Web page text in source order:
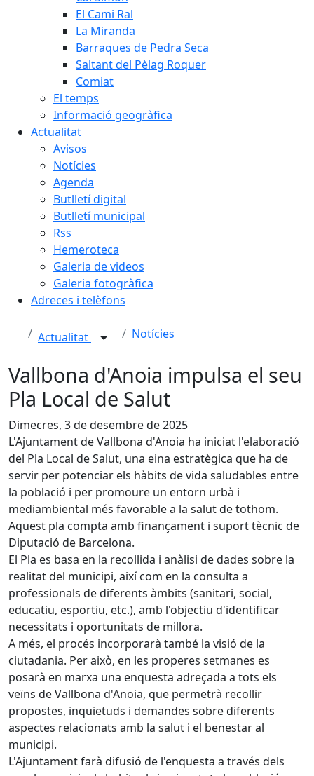
El Cami Ral
La Miranda
Barraques de Pedra Seca
Saltant del Pèlag Roquer
Comiat
El temps
Informació geogràfica
Actualitat
Avisos
Notícies
Agenda
Butlletí digital
Butlletí municipal
Rss
Hemeroteca
Galeria de videos
Galeria fotogràfica
Adreces i telèfons
Actualitat Notícies
Vallbona d'Anoia impulsa el seu
Pla Local de Salut
Dimecres, 3 de desembre de 2025
L'Ajuntament de Vallbona d'Anoia ha iniciat l'elaboració
del Pla Local de Salut, una eina estratègica que ha de
servir per potenciar els hàbits de vida saludables entre
la població i per promoure un entorn urbà i
mediambiental més favorable a la salut de tothom.
Aquest pla compta amb finançament i suport tècnic de
Diputació de Barcelona.
El Pla es basa en la recollida i anàlisi de dades sobre la
realitat del municipi, així com en la consulta a
professionals de diferents àmbits (sanitari, social,
educatiu, esportiu, etc.), amb l'objectiu d'identificar
necessitats i oportunitats de millora.
A més, el procés incorporarà també la visió de la
ciutadania. Per això, en les properes setmanes es
posarà en marxa una enquesta adreçada a tots els
veïns de Vallbona d'Anoia, que permetrà recollir
propostes, inquietuds i demandes sobre diferents
aspectes relacionats amb la salut i el benestar al
municipi.
L'Ajuntament farà difusió de l'enquesta a través dels